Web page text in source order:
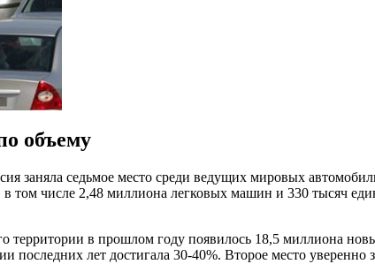
объему
заняла седьмое место среди ведущих мировых
том числе 2,48 миллиона легковых машин и 330 тысяч
территории в прошлом году появилось 18,5 миллиона
последних лет достигала 30-40%. Второе место